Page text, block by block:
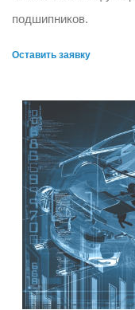
подшипников.
Оставить заявку